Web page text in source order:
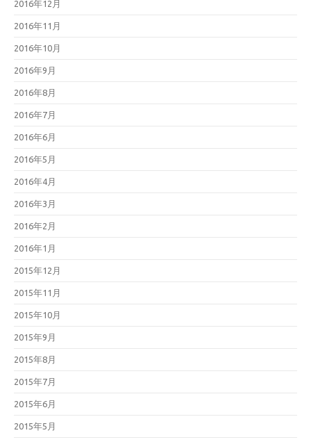
2016年12月
2016年11月
2016年10月
2016年9月
2016年8月
2016年7月
2016年6月
2016年5月
2016年4月
2016年3月
2016年2月
2016年1月
2015年12月
2015年11月
2015年10月
2015年9月
2015年8月
2015年7月
2015年6月
2015年5月